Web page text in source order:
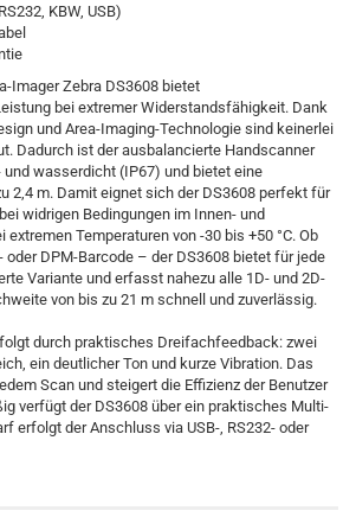
KBW, USB)
Imager Zebra DS3608 bietet
bei extremer Widerstandsfähigkeit. Dank
und Area-Imaging-Technologie sind keinerlei
Dadurch ist der ausbalancierte Handscanner
wasserdicht (IP67) und bietet eine
2,4 m. Damit eignet sich der DS3608 perfekt für
widrigen Bedingungen im Innen- und
extremen Temperaturen von -30 bis +50 °C. Ob
oder DPM-Barcode – der DS3608 bietet für jede
Variante und erfasst nahezu alle 1D- und 2D-
von bis zu 21 m schnell und zuverlässig.
durch praktisches Dreifachfeedback: zwei
ein deutlicher Ton und kurze Vibration. Das
Scan und steigert die Effizienz der Benutzer
verfügt der DS3608 über ein praktisches Multi-
erfolgt der Anschluss via USB-, RS232- oder